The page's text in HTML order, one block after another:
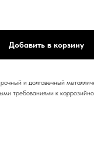
Добавить в корзину
и долговечный
требованиями к